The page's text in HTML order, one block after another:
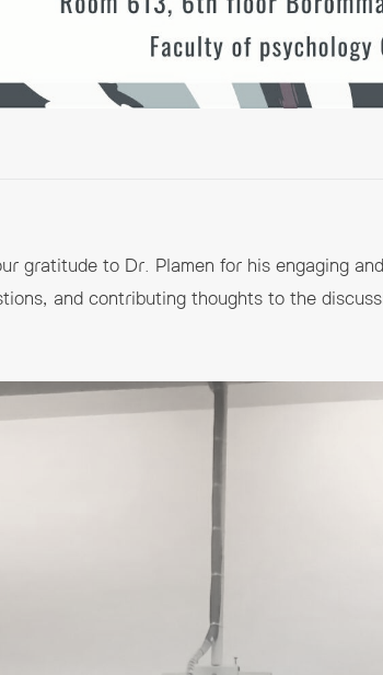
gratitude to Dr. Plamen for his engaging
and contributing thoughts to the